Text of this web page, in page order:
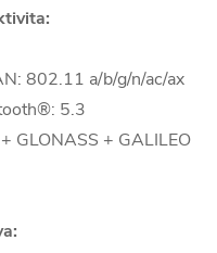
802.11 a/b/g/n/ac/ax
5.3
GLONASS + GALILEO